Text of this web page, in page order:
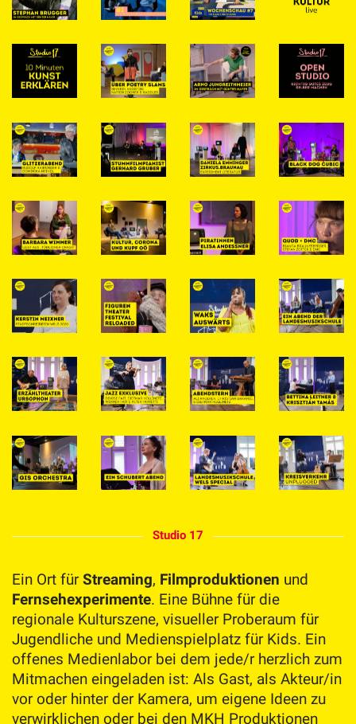
Studio 17
Ein Ort fürStreaming, Filmproduktionen und
Fernsehexperimente. Eine Bühne für die
regionale Kulturszene, visueller Proberaum für
Jugendliche und Medienspielplatz für Kids. Ein
offenes Medienlabor bei dem jede/r herzlich zum
Mitmachen eingeladen ist: Als Gast, als Akteur/in
vor oder hinter der Kamera, um eigene Ideen zu
verwirklichen oder bei den MKH Produktionen